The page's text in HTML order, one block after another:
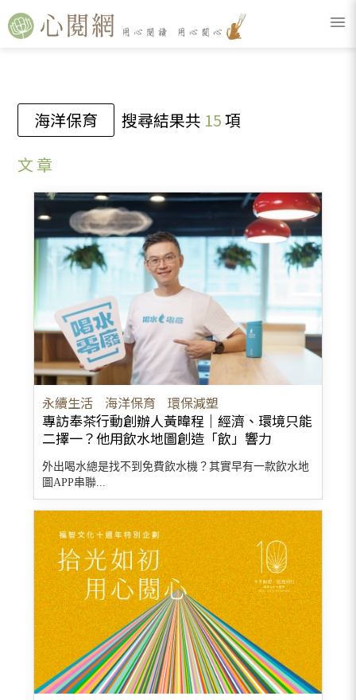
海洋保育 搜尋結果共 15項
文 章
永續生活 海洋保育 環保減塑
專訪奉茶行動創辦人黃暐程｜經濟、環境只能
二擇一？他用飲水地圖創造「飲」響力
外出喝水總是找不到免費飲水機？其實早有一款飲水地
圖APP串聯...